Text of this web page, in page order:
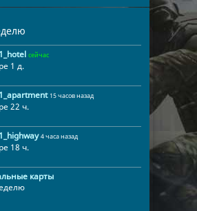
сейчас
1 д.
15 часов назад
22 ч.
4 часа назад
18 ч.
карты